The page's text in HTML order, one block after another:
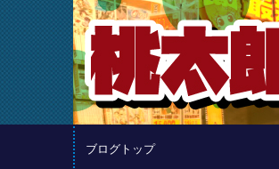
ブログトップ